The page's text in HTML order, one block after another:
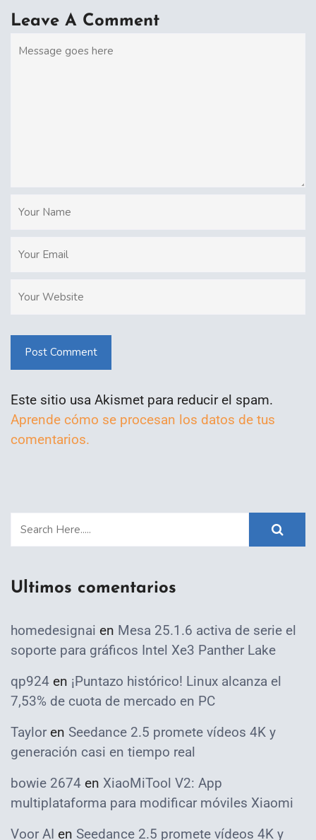
Leave A Comment
Post Comment
Este sitio usa Akismet para reducir el spam.
Aprende cómo se procesan los datos de tus
comentarios.
Ultimos comentarios
homedesignai en Mesa 25.1.6 activa de serie el
soporte para gráficos Intel Xe3 Panther Lake
qp924 en ¡Puntazo histórico! Linux alcanza el
7,53% de cuota de mercado en PC
Taylor en Seedance 2.5 promete vídeos 4K y
generación casi en tiempo real
bowie 2674 en XiaoMiTool V2: App
multiplataforma para modificar móviles Xiaomi
Voor AI en Seedance 2.5 promete vídeos 4K y